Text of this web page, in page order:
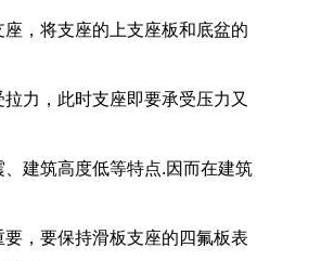
，将支座的上支座板和底盆的
力，此时支座即要承受压力又
建筑高度低等特点.因而在建筑
，要保持滑板支座的四氟板表